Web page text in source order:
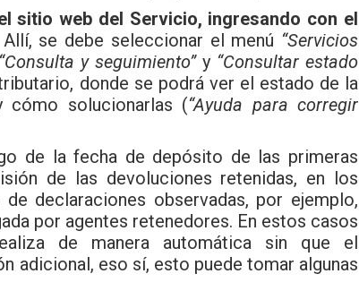
sitio web del Servicio, ingresando con el
Allí, se debe seleccionar el menú “Servicios
“Consulta y seguimiento”y “Consultar estado
donde se podrá ver el estado de la
cómo solucionarlas (“Ayuda para corregir
de la fecha de depósito de las primeras
de las devoluciones retenidas, en los
declaraciones observadas, por ejemplo,
por agentes retenedores. En estos casos
de manera automática sin que el
adicional, eso sí, esto puede tomar algunas